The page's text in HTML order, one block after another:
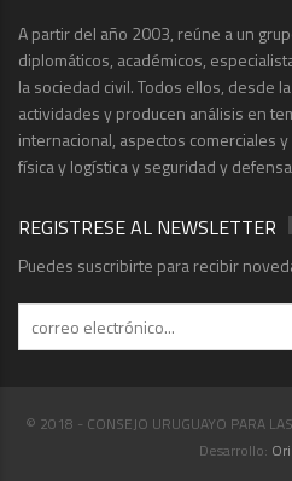
A partir del año 2003, reúne a un
diplomáticos, académicos,
la sociedad civil. Todos ellos, desde
actividades y producen análisis en
internacional, aspectos comerciales
física y logística y seguridad y
REGISTRESE AL NEWSLETTER
Puedes suscribirte para recibir
© 2018 - CONSEJO URUGUAYO PARA
Desarrollo: